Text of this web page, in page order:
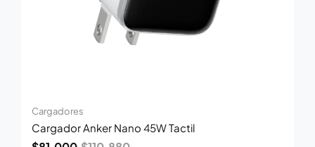
Cargadores
Cargador Anker Nano 45W Tactil